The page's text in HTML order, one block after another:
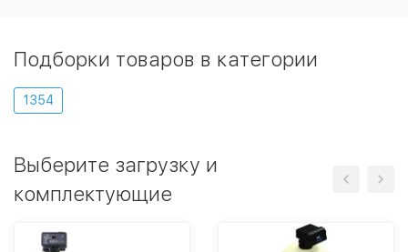
Подборки товаров в категории
1354
Выберите загрузку и
комплектующие